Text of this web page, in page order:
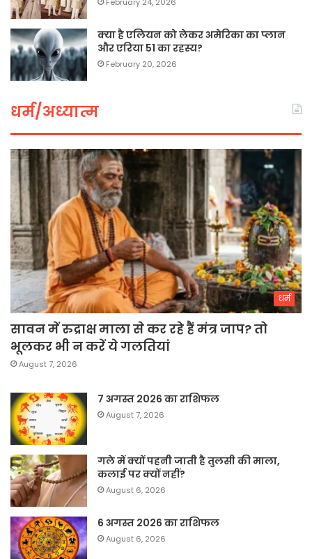
क्या है एलियन को लेकर अमेरिका का प्लान
और एरिया 51 का रहस्य?
February 20, 2026
धर्म/अध्यात्म
धर्म
सावन में रुद्राक्ष माला से कर रहे हैं मंत्र जाप? तो
भूलकर भी न करें ये गलतियां
August 7, 2026
7 अगस्त 2026 का राशिफल
August 7, 2026
गले में क्यों पहनी जाती है तुलसी की माला,
कलाई पर क्यों नहीं?
August 6, 2026
6 अगस्त 2026 का राशिफल
August 6, 2026